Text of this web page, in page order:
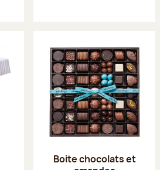
Boite chocolats et